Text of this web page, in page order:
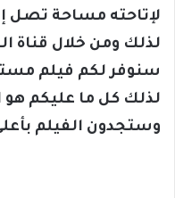
لذلك ومن خلال قناة
لذلك كل ما عليكم هو
وستجدون الفيلم